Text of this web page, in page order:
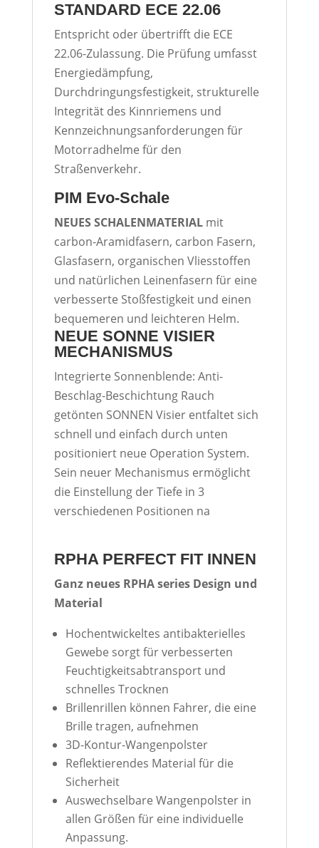
STANDARD ECE 22.06
Entspricht oder übertrifft die ECE
22.06-Zulassung. Die Prüfung umfasst
Energiedämpfung,
Durchdringungsfestigkeit, strukturelle
Integrität des Kinnriemens und
Kennzeichnungsanforderungen für
Motorradhelme für den
Straßenverkehr.
PIM Evo-Schale
NEUES SCHALENMATERIALmit
carbon-Aramidfasern, carbon Fasern,
Glasfasern, organischen Vliesstoffen
und natürlichen Leinenfasern für eine
verbesserte Stoßfestigkeit und einen
bequemeren und leichteren Helm.
NEUE SONNE VISIER
MECHANISMUS
Integrierte Sonnenblende: Anti-
Beschlag-Beschichtung Rauch
getönten SONNEN Visier entfaltet sich
schnell und einfach durch unten
positioniert neue Operation System.
Sein neuer Mechanismus ermöglicht
die Einstellung der Tiefe in 3
verschiedenen Positionen na
RPHA PERFECT FIT INNEN
Ganz neues RPHA series Design und
Material
Hochentwickeltes antibakterielles
Gewebe sorgt für verbesserten
Feuchtigkeitsabtransport und
schnelles Trocknen
Brillenrillen können Fahrer, die eine
Brille tragen, aufnehmen
3D-Kontur-Wangenpolster
Reflektierendes Material für die
Sicherheit
Auswechselbare Wangenpolster in
allen Größen für eine individuelle
Anpassung.